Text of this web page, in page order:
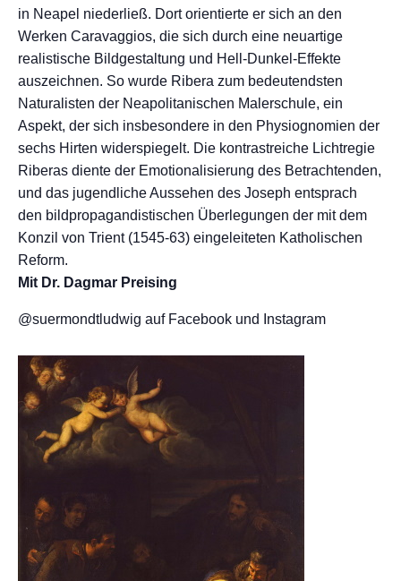
in Neapel niederließ. Dort orientierte er sich an den
Werken Caravaggios, die sich durch eine neuartige
realistische Bildgestaltung und Hell-Dunkel-Effekte
auszeichnen. So wurde Ribera zum bedeutendsten
Naturalisten der Neapolitanischen Malerschule, ein
Aspekt, der sich insbesondere in den Physiognomien der
sechs Hirten widerspiegelt. Die kontrastreiche Lichtregie
Riberas diente der Emotionalisierung des Betrachtenden,
und das jugendliche Aussehen des Joseph entsprach
den bildpropagandistischen Überlegungen der mit dem
Konzil von Trient (1545-63) eingeleiteten Katholischen
Reform.
Mit Dr. Dagmar Preising
@suermondtludwig auf Facebook und Instagram